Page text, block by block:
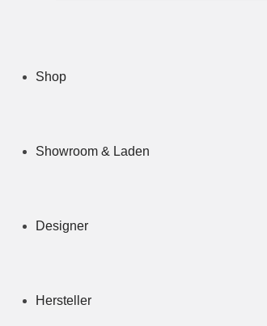
Shop
Showroom & Laden
Designer
Hersteller